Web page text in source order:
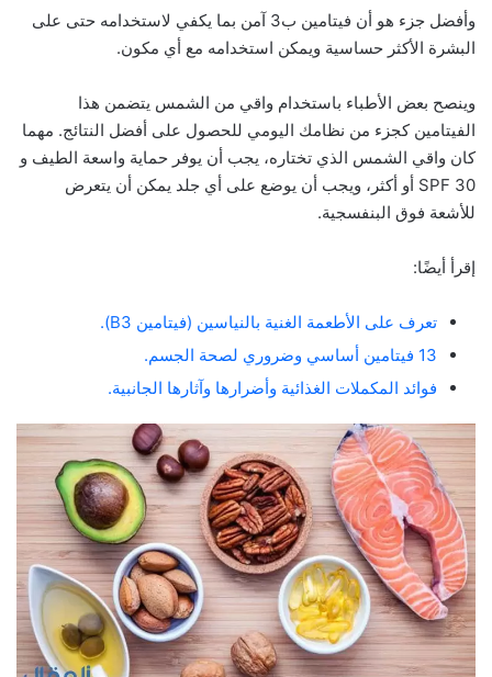
وأفضل جزء هو أن فيتامين ب3 آمن بما يكفي لاستخدامه حتى على
البشرة الأكثر حساسية ويمكن استخدامه مع أي مكون.
وينصح بعض الأطباء باستخدام واقي من الشمس يتضمن هذا
الفيتامين كجزء من نظامك اليومي للحصول على أفضل النتائج. مهما
كان واقي الشمس الذي تختاره، يجب أن يوفر حماية واسعة الطيف و
SPF 30 أو أكثر، ويجب أن يوضع على أي جلد يمكن أن يتعرض
للأشعة فوق البنفسجية.
إقرأ أيضًا:
تعرف على الأطعمة الغنية بالنياسين (فيتامين B3).
13 فيتامين أساسي وضروري لصحة الجسم.
فوائد المكملات الغذائية وأضرارها وآثارها الجانبية.